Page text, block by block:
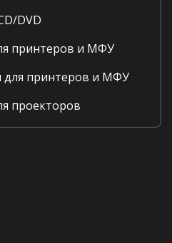
DVD
принтеров и МФУ
для принтеров и МФУ
проекторов